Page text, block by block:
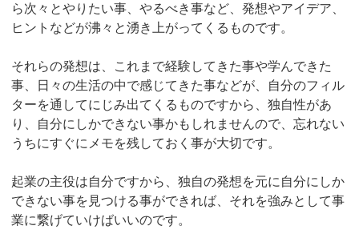
ら次々とやりたい事、やるべき事など、発想やアイデア、
ヒントなどが沸々と湧き上がってくるものです。
それらの発想は、これまで経験してきた事や学んできた
事、日々の生活の中で感じてきた事などが、自分のフィル
ターを通してにじみ出てくるものですから、独自性があ
り、自分にしかできない事かもしれませんので、忘れない
うちにすぐにメモを残しておく事が大切です。
起業の主役は自分ですから、独自の発想を元に自分にしか
できない事を見つける事ができれば、それを強みとして事
業に繋げていけばいいのです。